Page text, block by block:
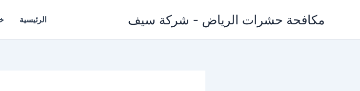
مكافحة حشرات الرياض - شركة سيف الرئيسية